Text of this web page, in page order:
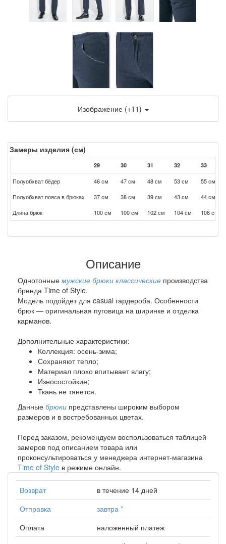
Изображение (+11)
Замеры изделия (см)
29 30 31 32 33
Полуобхват бёдер 46 см 47 см 48 см 53 см
55 см
Полуобхват пояса в брюках
37 см 38 см 39 см 43 см
44 см
Длина брюк
100 см 100 см 102 см 104 см 106 см
Описание
Однотонные мужские брюки классические производства
бренда Time of Style.
Модель подойдет для casual гардероба. Особенности
брюк — оригинальная пуговица на ширинке и отделка
карманов.
Дополнительные характеристики:
Коллекция: осень-зима;
Сохраняют тепло;
Материал плохо впитывает влагу;
Износостойкие;
Ткань не тянется.
Данные брюки представлены широким выбором
размеров и в востребованных цветах.
Перед заказом, рекомендуем воспользоваться таблицей
замеров под описанием товара или
проконсультироваться у менеджера интернет-магазина
Time of Style в режиме онлайн.
Возврат
в течение 14 дней
Отправка
завтра *
Оплата
наложенный платеж